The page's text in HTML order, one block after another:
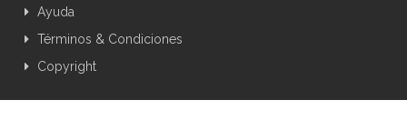
Ayuda
Términos & Condiciones
Copyright